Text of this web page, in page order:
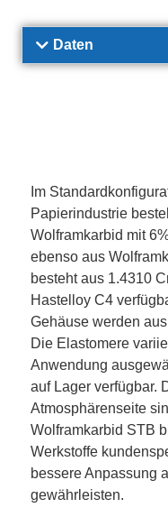
Daten
Im
Papierindustrie
Wolframkarbid mit
ebenso aus
besteht aus 1.4310
Hastelloy C4
Gehäuse werden
Die Elastomere
Anwendung
auf Lager verfügbar.
Atmosphärenseite
Wolframkarbid STB
Werkstoffe
bessere Anpassung
gewährleisten.